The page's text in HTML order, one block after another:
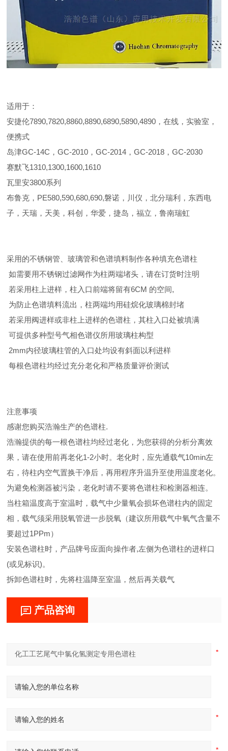
适用于：
安捷伦7890,7820,8860,8890,6890,5890,4890，在线，实验室，
便携式
岛津GC-14C，GC-2010，GC-2014，GC-2018，GC-2030
赛默飞1310,1300,1600,1610
瓦里安3800系列
布鲁克，PE580,590,680,690,磐诺，川仪，北分瑞利，东西电
子，天瑞，天美，科创，华爱，捷岛，福立，鲁南瑞虹
采用的不锈钢管、玻璃管和色谱填料制作各种填充色谱柱
如需要用不锈钢过滤网作为柱两端堵头，请在订货时注明
若采用柱上进样，柱入口前端将留有6CM 的空间,
为防止色谱填料流出，柱两端均用硅烷化玻璃棉封堵
若采用阀进样或非柱上进样的色谱柱，其柱入口处被填满
可提供多种型号气相色谱仪所用玻璃柱构型
2mm内径玻璃柱管的入口处均设有斜面以利进样
每根色谱柱均经过充分老化和严格质量评价测试
注意事项
感谢您购买浩瀚生产的色谱柱.
浩瀚提供的每一根色谱柱均经过老化，为您获得的分析分离效
果，请在使用前再老化1-2小时。老化时，应先通载气10min左
右，待柱内空气置换干净后，再用程序升温升至使用温度老化。
为避免检测器被污染，老化时请不要将色谱柱和检测器相连。
当柱箱温度高于室温时，载气中少量氧会损坏色谱柱内的固定
相，载气须采用脱氧管进一步脱氧（建议所用载气中氧气含量不
要超过1PPm）
安装色谱柱时，产品牌号应面向操作者,左侧为色谱柱的进样口
(或见标识)。
拆卸色谱柱时，先将柱温降至室温，然后再关载气
产品咨询